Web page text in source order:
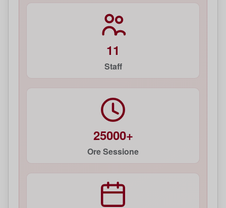
11
Staff
25000+
Ore Sessione